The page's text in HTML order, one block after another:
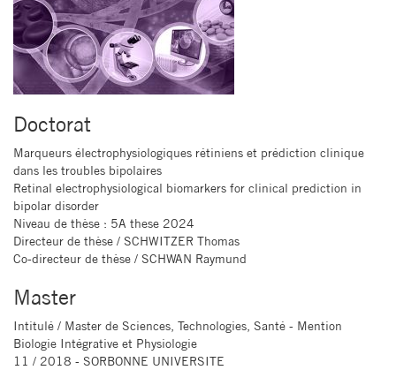
Doctorat
Marqueurs électrophysiologiques rétiniens et prédiction clinique
dans les troubles bipolaires
Retinal electrophysiological biomarkers for clinical prediction in
bipolar disorder
Niveau de thèse : 5A these 2024
Directeur de thèse / SCHWITZER Thomas
Co-directeur de thèse / SCHWAN Raymund
Master
Intitulé / Master de Sciences, Technologies, Santé - Mention
Biologie Intégrative et Physiologie
11 / 2018 - SORBONNE UNIVERSITE